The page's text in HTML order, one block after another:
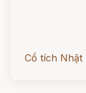
Cổ tích Nhật